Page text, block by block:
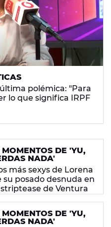
polémica: "Para
lo que significa IRPF
MOMENTOS DE 'YU,
NADA'
más sexys de Lorena
su posado desnuda en
striptease de Ventura
MOMENTOS DE 'YU,
NADA'